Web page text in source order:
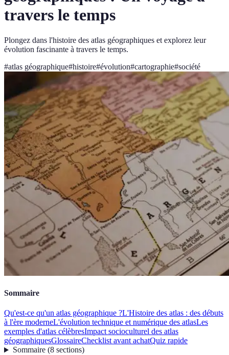
travers le temps
Plongez dans l'histoire des atlas géographiques et explorez leur
évolution fascinante à travers le temps.
#atlas géographique#histoire#évolution#cartographie#société
Sommaire
Qu'est-ce qu'un atlas géographique ?L'Histoire des atlas : des débuts
à l'ère moderneL'évolution technique et numérique des atlasLes
exemples d'atlas célèbresImpact socioculturel des atlas
géographiquesGlossaireChecklist avant achatQuiz rapide
Sommaire(8 sections)